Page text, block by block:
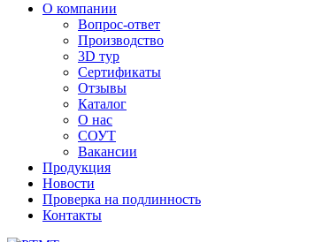
О компании
Вопрос-ответ
Производство
3D тур
Сертификаты
Отзывы
Каталог
О нас
СОУТ
Вакансии
Продукция
Новости
Проверка на подлинность
Контакты